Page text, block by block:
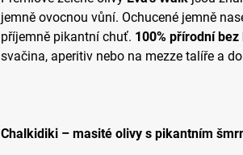
jemně ovocnou vůní. Ochucené jemně
příjemně pikantní chuť. 100% přírodní
svačina, aperitiv nebo na mezze talíře a
Chalkidiki – masité olivy s pikantním